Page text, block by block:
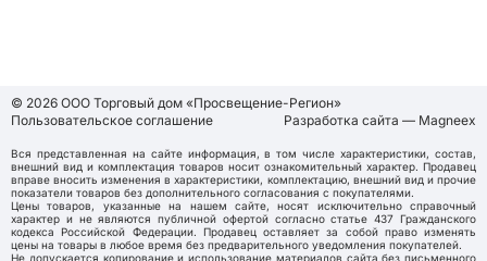
© 2026 ООО Торговый дом «Просвещение-Регион»
Пользовательское соглашение
Разработка сайта — Magneex
Вся представленная на сайте информация, в том числе характеристики, состав,
внешний вид и комплектация товаров носит ознакомительный характер. Продавец
вправе вносить изменения в характеристики, комплектацию, внешний вид и прочие
показатели товаров без дополнительного согласования с покупателями.
Цены товаров, указанные на нашем сайте, носят исключительно справочный
характер и не являются публичной офертой согласно статье 437 Гражданского
кодекса Российской Федерации. Продавец оставляет за собой право изменять
цены на товары в любое время без предварительного уведомления покупателей.
Не допускается копирование и использование материалов сайта без письменного